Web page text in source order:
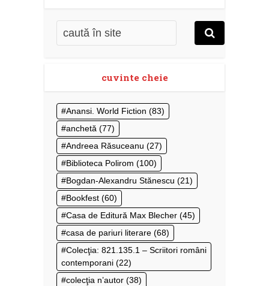
cuvinte cheie
Anansi. World Fiction (83)
anchetă (77)
Andreea Răsuceanu (27)
Biblioteca Polirom (100)
Bogdan-Alexandru Stănescu (21)
Bookfest (60)
Casa de Editură Max Blecher (45)
casa de pariuri literare (68)
Colecţia: 821.135.1 – Scriitori români
contemporani (22)
colecţia n’autor (38)